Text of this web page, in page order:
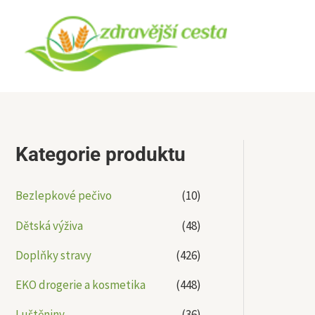
obsah
Kategorie produktu
Bezlepkové pečivo
(10)
Dětská výživa
(48)
Doplňky stravy
(426)
EKO drogerie a kosmetika
(448)